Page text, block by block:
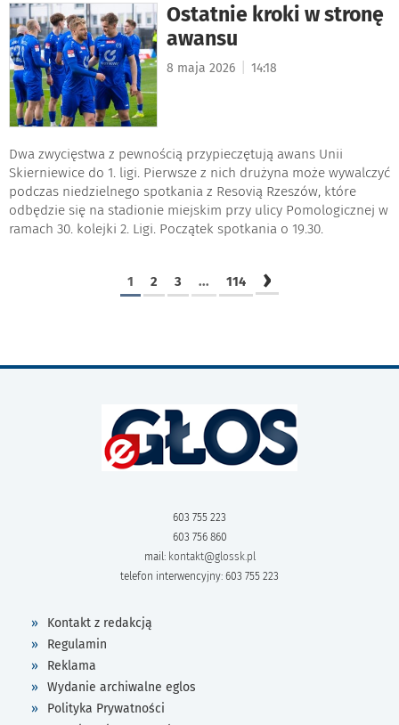
Ostatnie kroki w stronę
awansu
8 maja 2026 14:18
Dwa zwycięstwa z pewnością przypieczętują awans Unii
Skierniewice do 1. ligi. Pierwsze z nich drużyna może wywalczyć
podczas niedzielnego spotkania z Resovią Rzeszów, które
odbędzie się na stadionie miejskim przy ulicy Pomologicznej w
ramach 30. kolejki 2. Ligi. Początek spotkania o 19.30.
1 2 3 ... 114 ›
603 755 223
603 756 860
mail: kontakt@glossk.pl
telefon interwencyjny: 603 755 223
Kontakt z redakcją
Regulamin
Reklama
Wydanie archiwalne eglos
Polityka Prywatności